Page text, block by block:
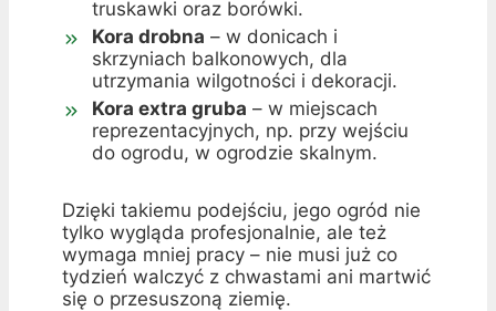
truskawki oraz borówki.
Kora drobna – w donicach i
skrzyniach balkonowych, dla
utrzymania wilgotności i dekoracji.
Kora extra gruba – w miejscach
reprezentacyjnych, np. przy wejściu
do ogrodu, w ogrodzie skalnym.
Dzięki takiemu podejściu, jego ogród nie
tylko wygląda profesjonalnie, ale też
wymaga mniej pracy – nie musi już co
tydzień walczyć z chwastami ani martwić
się o przesuszoną ziemię.